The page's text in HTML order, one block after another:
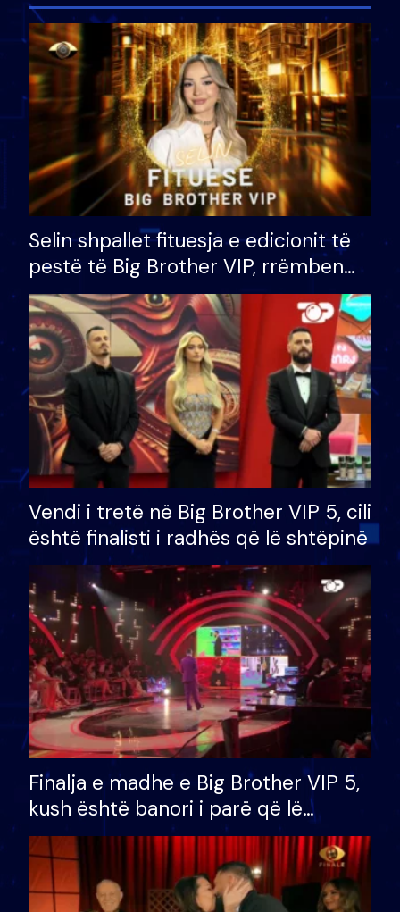
Selin shpallet fituesja e edicionit të
pestë të Big Brother VIP, rrëmben
çmimin e madh prej 100 mijë eurosh
Vendi i tretë në Big Brother VIP 5, cili
është finalisti i radhës që lë shtëpinë
Finalja e madhe e Big Brother VIP 5,
kush është banori i parë që lë
shtëpinë dhe humb mundësinë për
të fituar çmimin e madh